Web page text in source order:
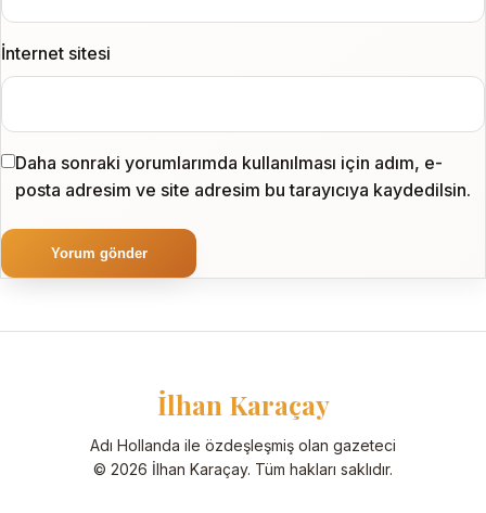
İnternet sitesi
Daha sonraki yorumlarımda kullanılması için adım, e-
posta adresim ve site adresim bu tarayıcıya kaydedilsin.
İlhan Karaçay
Adı Hollanda ile özdeşleşmiş olan gazeteci
© 2026 İlhan Karaçay. Tüm hakları saklıdır.